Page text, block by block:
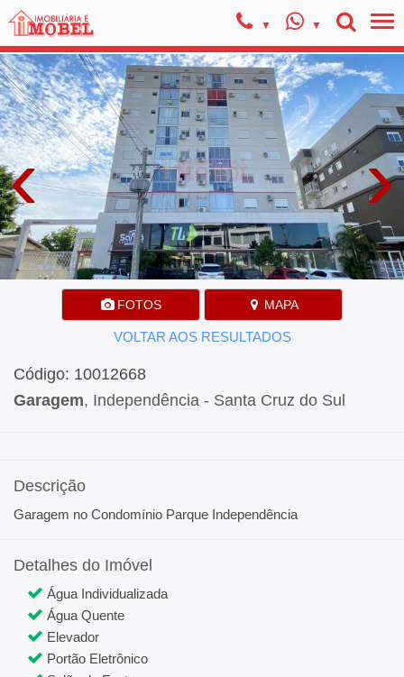
‹ ›
FOTOS MAPA
VOLTAR AOS RESULTADOS
Código: 10012668
Garagem, Independência - Santa Cruz do Sul
Descrição
Garagem no Condomínio Parque Independência
Detalhes do Imóvel
Água Individualizada
Água Quente
Elevador
Portão Eletrônico